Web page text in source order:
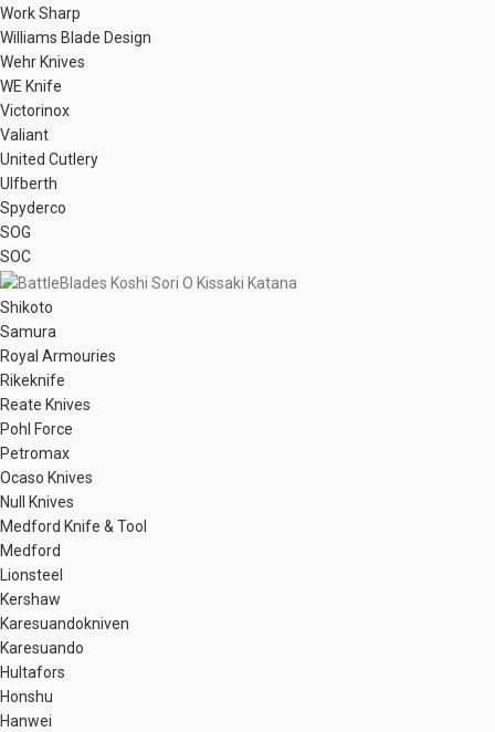
Work Sharp
Williams Blade Design
Wehr Knives
WE Knife
Victorinox
Valiant
United Cutlery
Ulfberth
Spyderco
SOG
SOC
Shikoto
Samura
Royal Armouries
Rikeknife
Reate Knives
Pohl Force
Petromax
Ocaso Knives
Null Knives
Medford Knife & Tool
Medford
Lionsteel
Kershaw
Karesuandokniven
Karesuando
Hultafors
Honshu
Hanwei